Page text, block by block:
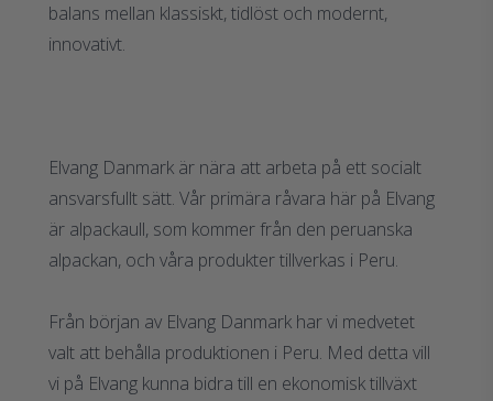
balans mellan klassiskt, tidlöst och modernt,
innovativt.
Elvang Danmark är nära att arbeta på ett socialt
ansvarsfullt sätt. Vår primära råvara här på Elvang
är alpackaull, som kommer från den peruanska
alpackan, och våra produkter tillverkas i Peru.
Från början av Elvang Danmark har vi medvetet
valt att behålla produktionen i Peru. Med detta vill
vi på Elvang kunna bidra till en ekonomisk tillväxt